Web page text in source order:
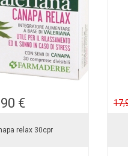
€
relax 30cpr